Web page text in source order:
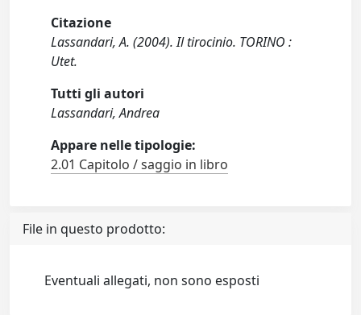
Citazione
Lassandari, A. (2004). Il tirocinio. TORINO :
Utet.
Tutti gli autori
Lassandari, Andrea
Appare nelle tipologie:
2.01 Capitolo / saggio in libro
File in questo prodotto:
Eventuali allegati, non sono esposti